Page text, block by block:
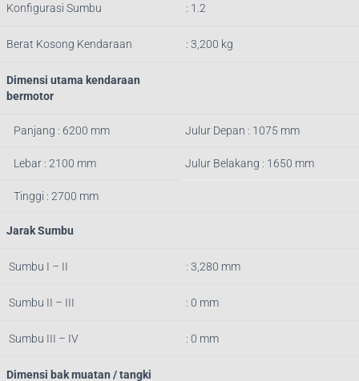
Konfigurasi Sumbu : 1.2
Berat Kosong Kendaraan : 3,200 kg
Dimensi utama kendaraan
bermotor
Panjang : 6200 mm Julur Depan : 1075 mm
Lebar : 2100 mm Julur Belakang : 1650 mm
Tinggi : 2700 mm
Jarak Sumbu
Sumbu I – II : 3,280 mm
Sumbu II – III : 0 mm
Sumbu III – IV : 0 mm
Dimensi bak muatan / tangki